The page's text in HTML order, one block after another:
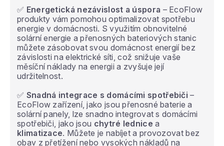
í
p
r
v
k
y
v
ý
i
s
u
✅ Energetická nezávislost a úspora – EcoFlow
produkty vám pomohou optimalizovat spotřebu
energie v domácnosti. S využitím obnovitelné
solární energie a přenosných bateriových stanic
můžete zásobovat svou domácnost energií bez
závislosti na elektrické síti, což snižuje vaše
měsíční náklady na energii a zvyšuje její
udržitelnost.
✅ Snadná integrace s domácími spotřebiči –
EcoFlow zařízení, jako jsou přenosné baterie a
solární panely, lze snadno integrovat s domácími
spotřebiči, jako jsou chytré lednice a
klimatizace. Můžete je nabíjet a provozovat bez
obav z přetížení nebo vysokých nákladů na